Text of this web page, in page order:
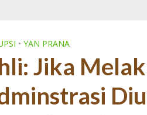
• YAN PRANA
Jika